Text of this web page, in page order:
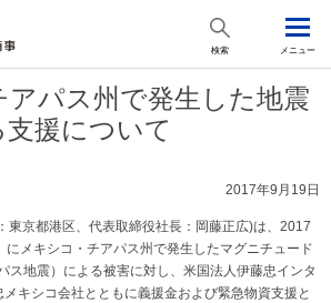
検索 メニュー
アパス州で発生した地震
援について
2017年9月19日
東京都港区、代表取締役社長：岡藤正広)は、2017
メキシコ・チアパス州で発生したマグニチュード
ス地震）による被害に対し、米国法人伊藤忠インタ
キシコ会社とともに義援金および緊急物資支援と